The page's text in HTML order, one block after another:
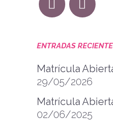
ENTRADAS
Matrícula
29/05/2026
Matrícula
02/06/2025